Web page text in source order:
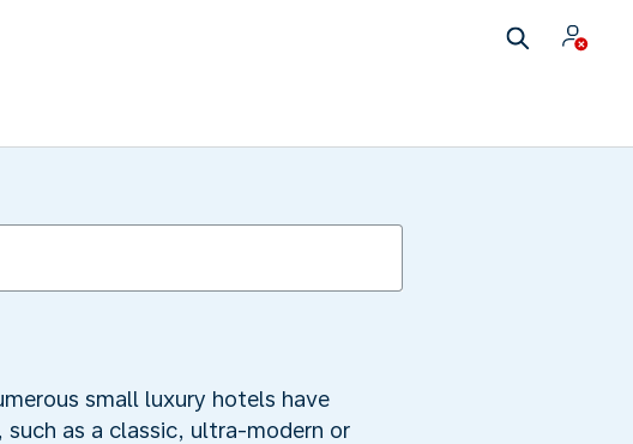
small luxury hotels have
as a classic, ultra-modern or